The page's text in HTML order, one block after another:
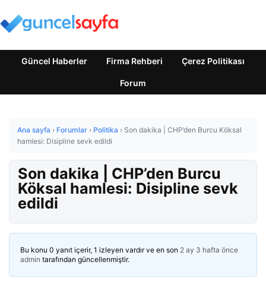
Güncel Haberler Firma Rehberi Çerez Politikası
Forum
Ana sayfa › Forumlar › Politika › Son dakika | CHP’den Burcu Köksal
hamlesi: Disipline sevk edildi
Son dakika | CHP’den Burcu
Köksal hamlesi: Disipline sevk
edildi
Bu konu 0 yanıt içerir, 1 izleyen vardır ve en son 2 ay 3 hafta önce
admin tarafından güncellenmiştir.